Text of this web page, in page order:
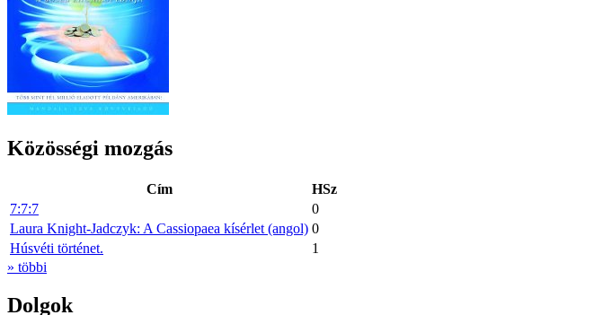
Közösségi mozgás
Cím
HSz
7:7:7
0
Laura Knight-Jadczyk: A Cassiopaea kísérlet (angol) 0
Húsvéti történet.
1
» többi
Dolgok